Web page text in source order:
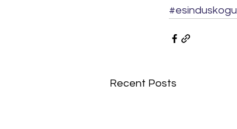
#esinduskogu
Recent Posts